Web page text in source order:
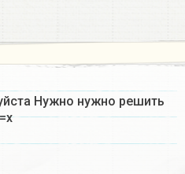
Нужно нужно решить
=x